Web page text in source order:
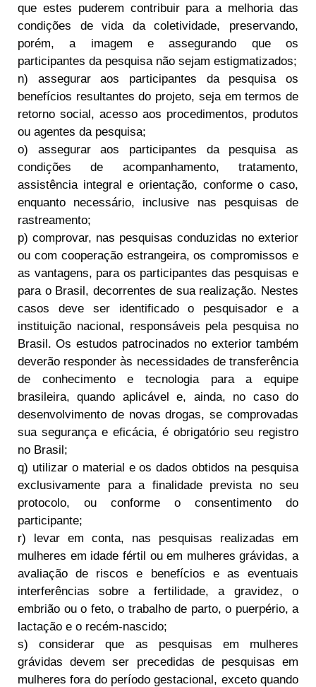
que estes puderem contribuir para a melhoria das
condições de vida da coletividade, preservando,
porém, a imagem e assegurando que os
participantes da pesquisa não sejam estigmatizados;
n) assegurar aos participantes da pesquisa os
benefícios resultantes do projeto, seja em termos de
retorno social, acesso aos procedimentos, produtos
ou agentes da pesquisa;
o) assegurar aos participantes da pesquisa as
condições de acompanhamento, tratamento,
assistência integral e orientação, conforme o caso,
enquanto necessário, inclusive nas pesquisas de
rastreamento;
p) comprovar, nas pesquisas conduzidas no exterior
ou com cooperação estrangeira, os compromissos e
as vantagens, para os participantes das pesquisas e
para o Brasil, decorrentes de sua realização. Nestes
casos deve ser identificado o pesquisador e a
instituição nacional, responsáveis pela pesquisa no
Brasil. Os estudos patrocinados no exterior também
deverão responder às necessidades de transferência
de conhecimento e tecnologia para a equipe
brasileira, quando aplicável e, ainda, no caso do
desenvolvimento de novas drogas, se comprovadas
sua segurança e eficácia, é obrigatório seu registro
no Brasil;
q) utilizar o material e os dados obtidos na pesquisa
exclusivamente para a finalidade prevista no seu
protocolo, ou conforme o consentimento do
participante;
r) levar em conta, nas pesquisas realizadas em
mulheres em idade fértil ou em mulheres grávidas, a
avaliação de riscos e benefícios e as eventuais
interferências sobre a fertilidade, a gravidez, o
embrião ou o feto, o trabalho de parto, o puerpério, a
lactação e o recém-nascido;
s) considerar que as pesquisas em mulheres
grávidas devem ser precedidas de pesquisas em
mulheres fora do período gestacional, exceto quando